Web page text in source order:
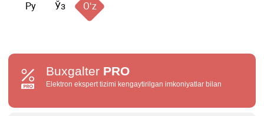
Ру Ўз Oʻz
Buxgalter PRO
Elektron ekspert tizimi kengaytirilgan imkoniyatlar bilan